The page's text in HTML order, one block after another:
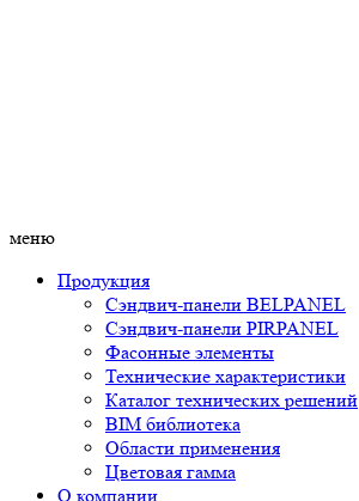
меню
Продукция
Сэндвич-панели BELPANEL
Сэндвич-панели PIRPANEL
Фасонные элементы
Технические характеристики
Каталог технических решений
BIM библиотека
Области применения
Цветовая гамма
О компании